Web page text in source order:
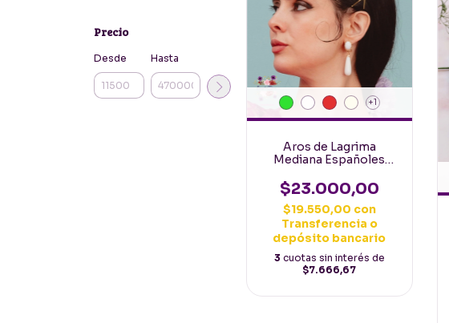
Precio
Desde Hasta
+1
Aros de Lagrima
Mediana Españoles
$23.000,00
$19.550,00 con
Transferencia o
depósito bancario
3 cuotas sin interés de
$7.666,67